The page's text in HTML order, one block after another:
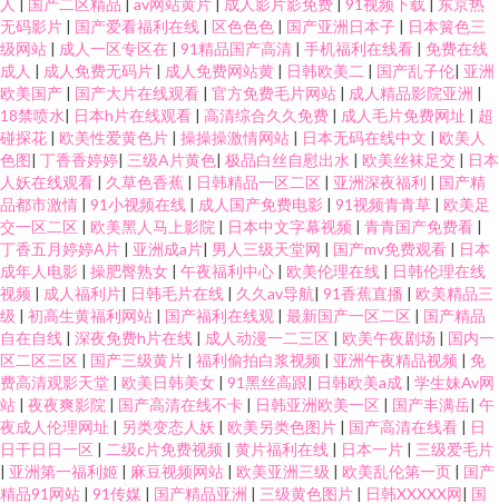
人 | 国产二区精品 | av网站黄片 | 成人影片影免费 | 91视频下载 | 东京热
无码影片 | 国产爱看福利在线 | 区色色色 | 国产亚洲日本子 | 日本簧色三
级网站 | 成人一区专区在 | 91精品国产高清 | 手机福利在线看 | 免费在线
成人 | 成人免费无码片 | 成人免费网站黄 | 日韩欧美二 | 国产乱子伦| 亚洲
欧美国产 | 国产大片在线观看 | 官方免费毛片网站 | 成人精品影院亚洲 |
18禁喷水| 日本h片在线观看 | 高清综合久久免费 | 成人毛片免费网址 | 超
碰探花 | 欧美性爱黄色片 | 操操操激情网站 | 日本无码在线中文 | 欧美人
色图| 丁香香婷婷| 三级A片黄色| 极品白丝自慰出水 | 欧美丝袜足交 | 日本
人妖在线观看 | 久草色香蕉 | 日韩精品一区二区 | 亚洲深夜福利 | 国产精
品都市激情 | 91小视频在线 | 成人国产免费电影 | 91视频青青草 | 欧美足
交一区二区 | 欧美黑人马上影院 | 日本中文字幕视频 | 青青国产免费看 |
丁香五月婷婷A片 | 亚洲成a片| 男人三级天堂网 | 国产mv免费观看 | 日本
成年人电影 | 操肥臀熟女 | 午夜福利中心 | 欧美伦理在线 | 日韩伦理在线
视频 | 成人福利片| 日韩毛片在线 | 久久av导航| 91香蕉直播 | 欧美精品三
级 | 初高生黄福利网站 | 国产福利在线观 | 最新国产一区二区 | 国产精品
自在自线 | 深夜免费h片在线 | 成人动漫一二三区 | 欧美午夜剧场 | 国内一
区二区三区 | 国产三级黄片 | 福利偷拍白浆视频 | 亚洲午夜精品视频 | 免
费高清观影天堂 | 欧美日韩美女 | 91黑丝高跟| 日韩欧美a成 | 学生妹Av网
站 | 夜夜爽影院 | 国产高清在线不卡 | 日韩亚洲欧美一区 | 国产丰满岳| 午
夜成人伦理网址 | 另类变态人妖 | 欧美另类色图片 | 国产高清在线看 | 日
日干日日一区 | 二级c片免费视频 | 黄片福利在线 | 日本一片 | 三级爱毛片
| 亚洲第一福利姬 | 麻豆视频网站 | 欧美亚洲三级 | 欧美乱伦第一页 | 国产
精品91网站 | 91传媒 | 国产精品亚洲 | 三级黄色图片 | 日韩XXXXX网| 国